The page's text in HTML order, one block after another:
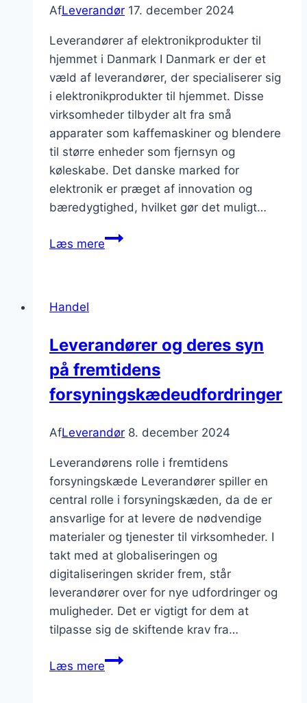
AfLeverandør 17. december 2024
Leverandører af elektronikprodukter til
hjemmet i Danmark I Danmark er der et
væld af leverandører, der specialiserer sig
i elektronikprodukter til hjemmet. Disse
virksomheder tilbyder alt fra små
apparater som kaffemaskiner og blendere
til større enheder som fjernsyn og
køleskabe. Det danske marked for
elektronik er præget af innovation og
bæredygtighed, hvilket gør det muligt…
Læs mereLeverandører
Handel
Leverandører og deres syn
på fremtidens
forsyningskædeudfordringer
AfLeverandør 8. december 2024
Leverandørens rolle i fremtidens
forsyningskæde Leverandører spiller en
central rolle i forsyningskæden, da de er
ansvarlige for at levere de nødvendige
materialer og tjenester til virksomheder. I
takt med at globaliseringen og
digitaliseringen skrider frem, står
leverandører over for nye udfordringer og
muligheder. Det er vigtigt for dem at
tilpasse sig de skiftende krav fra…
Læs mereLeverandører